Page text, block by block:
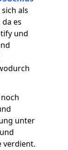
als
es
und
unter
verdient.